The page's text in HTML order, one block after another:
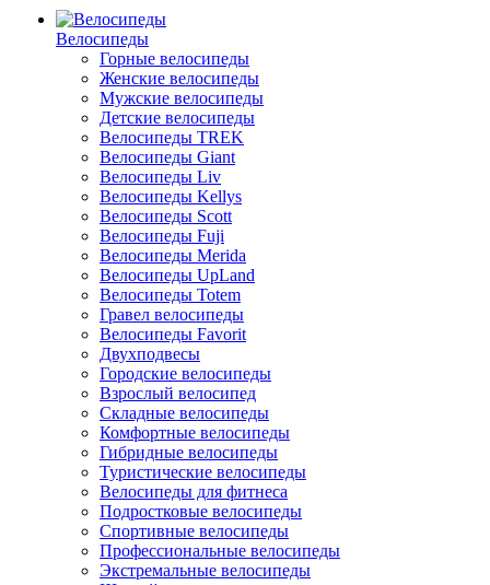
Велосипеды
Горные велосипеды
Женские велосипеды
Мужские велосипеды
Детские велосипеды
Велосипеды TREK
Велосипеды Giant
Велосипеды Liv
Велосипеды Kellys
Велосипеды Scott
Велосипеды Fuji
Велосипеды Merida
Велосипеды UpLand
Велосипеды Totem
Гравел велосипеды
Велосипеды Favorit
Двухподвесы
Городские велосипеды
Взрослый велосипед
Складные велосипеды
Комфортные велосипеды
Гибридные велосипеды
Туристические велосипеды
Велосипеды для фитнеса
Подростковые велосипеды
Спортивные велосипеды
Профессиональные велосипеды
Экстремальные велосипеды